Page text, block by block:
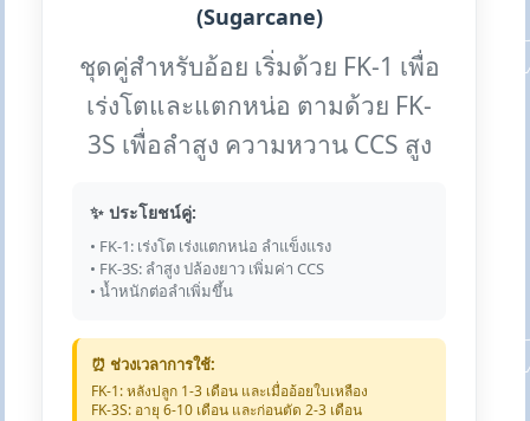
(Sugarcane)
ชุดคู่สำหรับอ้อย เริ่มด้วย FK-1 เพื่อ
เร่งโตและแตกหน่อ ตามด้วย FK-
3S เพื่อลำสูง ความหวาน CCS สูง
✨ ประโยชน์คู่:
• FK-1: เร่งโต เร่งแตกหน่อ ลำแข็งแรง
• FK-3S: ลำสูง ปล้องยาว เพิ่มค่า CCS
• น้ำหนักต่อลำเพิ่มขึ้น
⏰ ช่วงเวลาการใช้:
FK-1: หลังปลูก 1-3 เดือน และเมื่ออ้อยใบเหลือง
FK-3S: อายุ 6-10 เดือน และก่อนตัด 2-3 เดือน